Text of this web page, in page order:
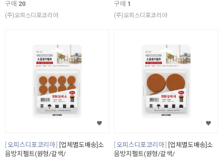
구매 20
(주)오피스디포코리아
구매 1
(주)오피스디포코리아
오피스디포코리아
[업체별도배송]소
음방지펠트(원형/갈색/
오피스디포코리아
[업체별도배송]소
음방지펠트(원형/갈색/